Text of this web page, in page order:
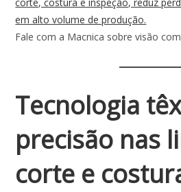
Fale com a Macnica sobre visão
Tecnologia
precisão nas
corte e